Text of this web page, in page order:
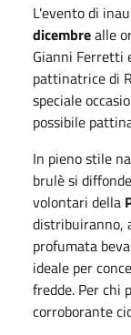
L'evento di
dicembrealle
Gianni Ferretti
pattinatrice di
speciale
possibile
In pieno stile
brulè si
volontari della
distribuiranno,
profumata
ideale per
fredde. Per chi
corroborante